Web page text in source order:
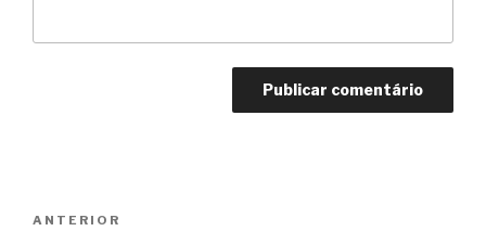
Anterior
ANTERIOR